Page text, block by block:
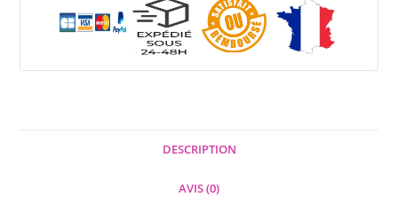
DESCRIPTION
AVIS (0)